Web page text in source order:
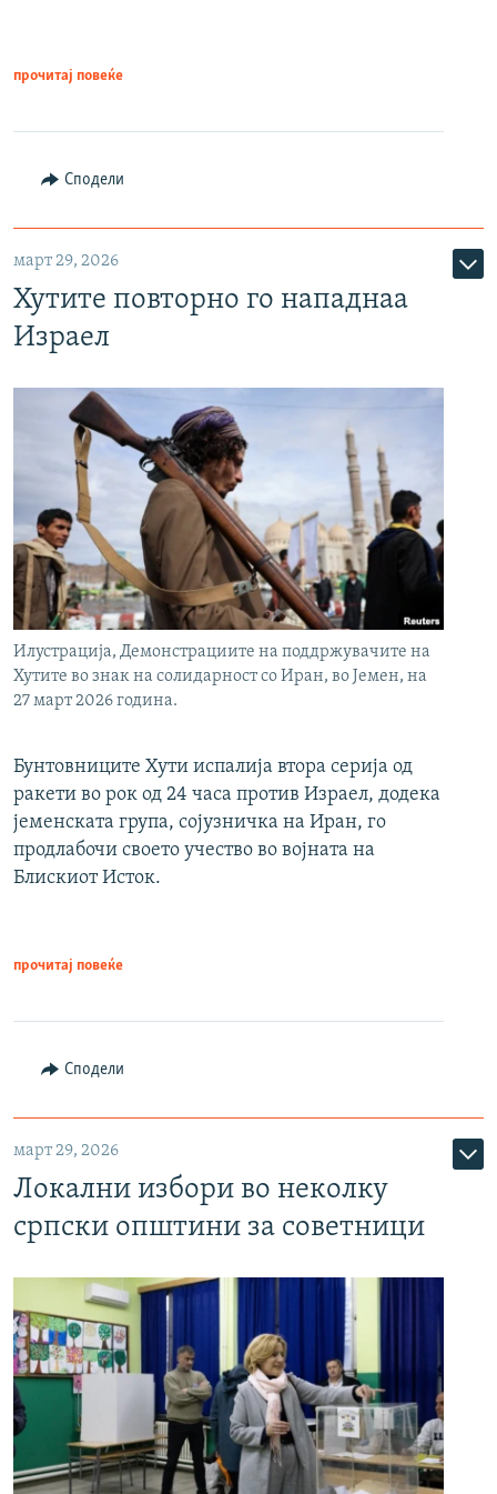
прочитај повеќе
Сподели
март 29, 2026
Хутите повторно го нападнаа
Израел
Илустрација, Демонстрациите на поддржувачите на
Хутите во знак на солидарност со Иран, во Јемен, на
27 март 2026 година.
Бунтовниците Хути испалија втора серија од
ракети во рок од 24 часа против Израел, додека
јеменската група, сојузничка на Иран, го
продлабочи своето учество во војната на
Блискиот Исток.
прочитај повеќе
Сподели
март 29, 2026
Локални избори во неколку
српски општини за советници